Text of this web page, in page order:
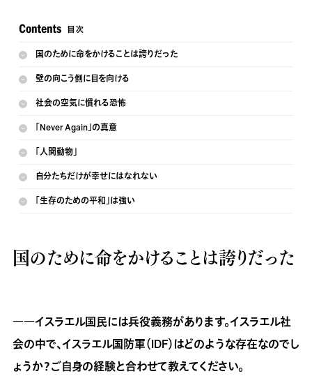
国のために命をかけることは誇りだった
壁の向こう側に目を向ける
社会の空気に慣れる恐怖
「Never Again」の真意
「人間動物」
自分たちだけが幸せにはなれない
「生存のための平和」は強い
国のために命をかけることは誇りだった
――イスラエル国民には兵役義務があります。イスラエル社
会の中で、イスラエル国防軍（IDF）はどのような存在なのでし
ょうか？ご自身の経験と合わせて教えてください。